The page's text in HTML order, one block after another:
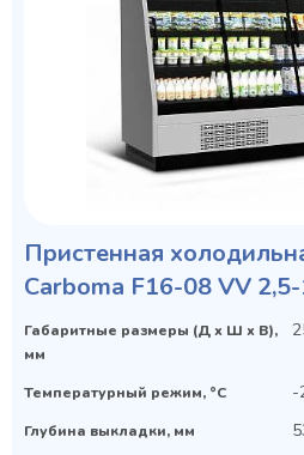
Пристенная
Carboma F16-08 VV
STANDARD фронт X1
Габаритные размеры (Д х Ш х В),
мм
Температурный режим, °C -
Глубина выкладки, мм